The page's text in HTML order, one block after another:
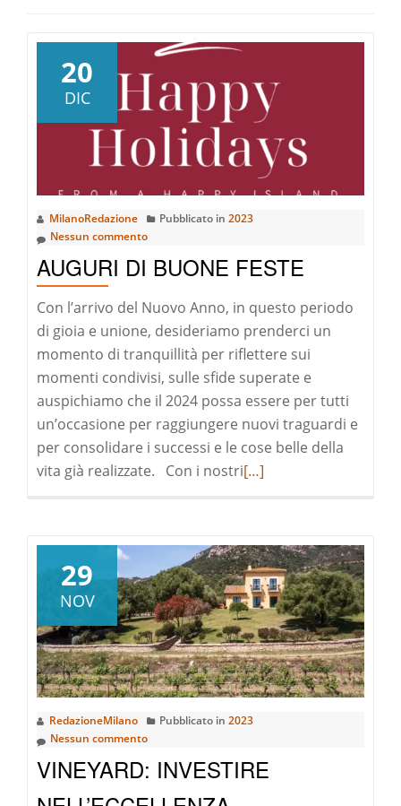
20
DIC
MilanoRedazione Pubblicato in 2023
Nessun commento
AUGURI DI BUONE FESTE
Con l’arrivo del Nuovo Anno, in questo periodo
di gioia e unione, desideriamo prenderci un
momento di tranquillità per riflettere sui
momenti condivisi, sulle sfide superate e
auspichiamo che il 2024 possa essere per tutti
un’occasione per raggiungere nuovi traguardi e
per consolidare i successi e le cose belle della
vita già realizzate. Con i nostriLeggi
riguardoAuguri
di
Buone
Feste
[…]
29
NOV
RedazioneMilano Pubblicato in 2023
Nessun commento
VINEYARD: INVESTIRE